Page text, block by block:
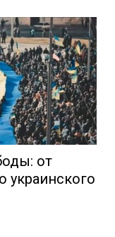
от
украинского